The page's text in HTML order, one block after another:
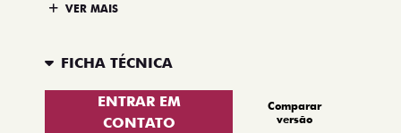
VER MAIS
FICHA TÉCNICA
ENTRAR EM
CONTATO
Comparar
versão